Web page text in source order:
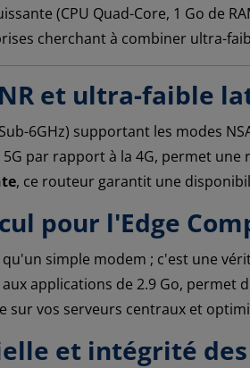
(CPU Quad-Core, 1 Go de
cherchant à combiner ultra-
et ultra-faible
6GHz) supportant les modes
par rapport à la 4G, permet
, ce routeur garantit une
pour l'Edge
simple modem ; c'est une
aux applications de 2.9 Go, permet
sur vos serveurs centraux et
et intégrité des